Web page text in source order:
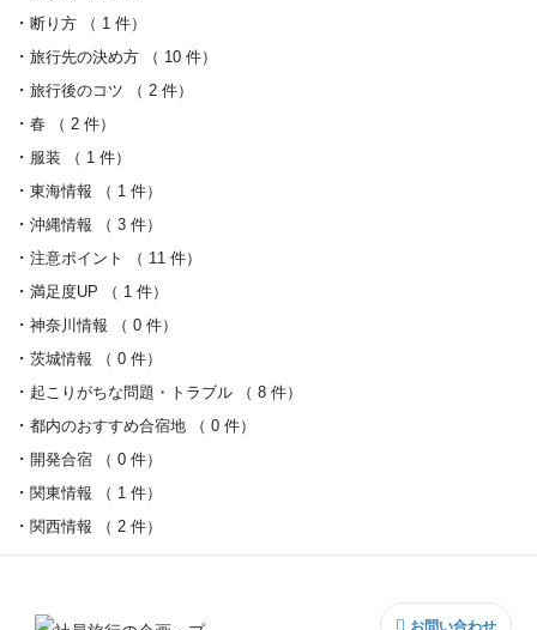
断り方 （ 1 件）
旅行先の決め方 （ 10 件）
旅行後のコツ （ 2 件）
春 （ 2 件）
服装 （ 1 件）
東海情報 （ 1 件）
沖縄情報 （ 3 件）
注意ポイント （ 11 件）
満足度UP （ 1 件）
神奈川情報 （ 0 件）
茨城情報 （ 0 件）
起こりがちな問題・トラブル （ 8 件）
都内のおすすめ合宿地 （ 0 件）
開発合宿 （ 0 件）
関東情報 （ 1 件）
関西情報 （ 2 件）
お問い合わせ